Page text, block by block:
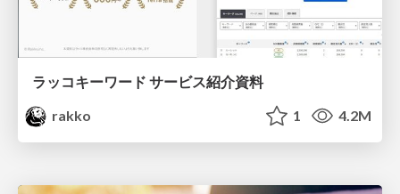
ラッコキーワード サービス紹介資料
rakko
1 4.2M